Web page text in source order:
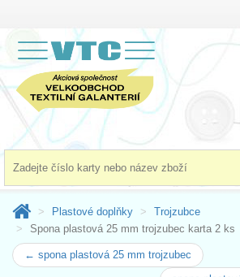
Plastové doplňky
Trojzubce
Spona plastová 25 mm trojzubec karta 2 ks
← spona plastová 25 mm trojzubec